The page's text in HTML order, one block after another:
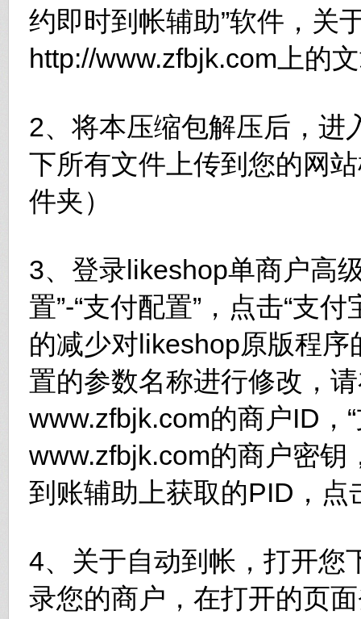
约即时到帐辅助”软件，关
http://www.zfbjk.com上的
2、将本压缩包解压后，进
下所有文件上传到您的网
件夹）
3、登录likeshop单商户高
置”-“支付配置”，点击“支
的减少对likeshop原版程
置的参数名称进行修改，
www.zfbjk.com的商户ID，
www.zfbjk.com的商户密钥
到账辅助上获取的PID，点
4、关于自动到帐，打开您
录您的商户，在打开的页